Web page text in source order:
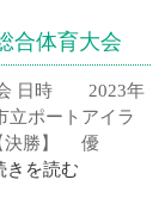
合体育大会
会 日時 2023年
ポートアイラ
【決勝】 優
きを読む